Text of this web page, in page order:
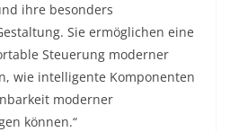
ihre besonders
Sie ermöglichen eine
Steuerung moderner
wie intelligente Komponenten
moderner
können.“